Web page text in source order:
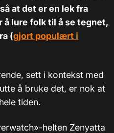
at det er en lek fra
lure folk til å se tegnet,
(gjort populært i
sett i kontekst med
å bruke det, er nok at
tiden.
helten Zenyatta